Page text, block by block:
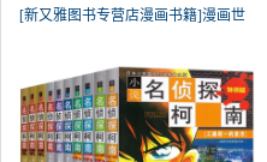
[新又雅图书专营店漫画书籍]漫画世